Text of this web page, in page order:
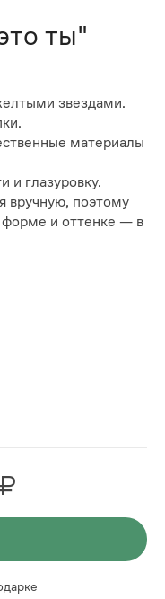
ты"
звездами.
материалы
и глазуровку.
вручную, поэтому
и оттенке — в